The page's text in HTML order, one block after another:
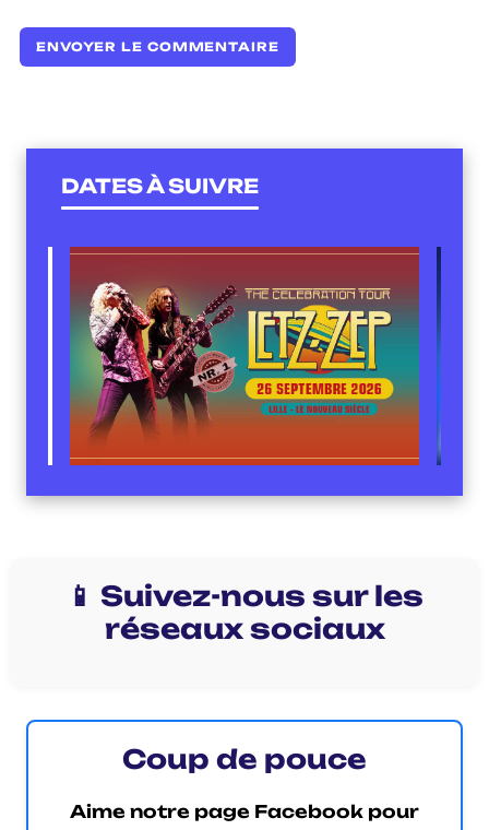
DATES À SUIVRE
📱 Suivez-nous sur les
réseaux sociaux
Coup de pouce
Aime notre page Facebook pour